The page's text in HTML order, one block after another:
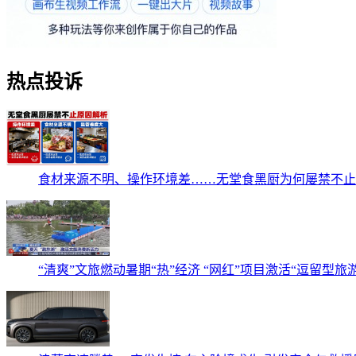
热点投诉
食材来源不明、操作环境差……无堂食黑厨为何屡禁不止
“清爽”文旅燃动暑期“热”经济 “网红”项目激活“逗留型旅